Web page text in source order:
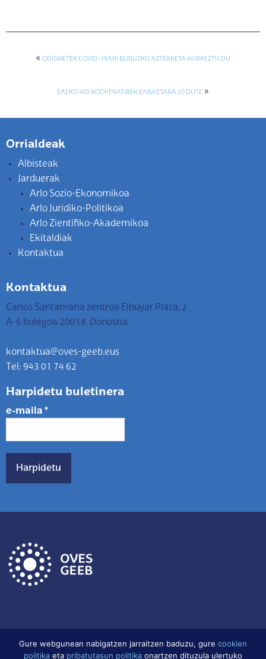
« ODISMETEK COVID-19ARI BURUZKO AZTERKETA AURKEZTU DU
EAEKO 405 KOOPERATIBEK EABAETARA JO DUTE »
Orrialdeak
Albisteak
Jarduerak
Arlo Sozio-Ekonomikoa
Arlo Juridiko-Politikoa
Arlo Zientifiko-Akademikoa
Ekitaldiak
Kontaktua
Kontaktua
Carlos Santamaria zentroa Elhuyar Plaza, 2
A-6 bulegoa 20018, Donostia
kontaktua@oves-geeb.eus
Tel: 943 01 74 62
Harpidetu buletinera
e-maila *
Gure webgunean nabigatzen jarraitzen baduzu, gure cookien
politika eta pribatutasun politika onartzen dituzula ulertuko